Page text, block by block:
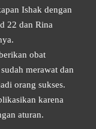
Ishak dengan
22 dan Rina
obat
merawat dan
orang sukses.
karena
aturan.